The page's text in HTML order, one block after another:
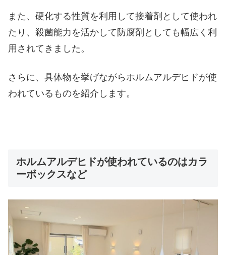
また、硬化する性質を利用して接着剤として使われ
たり、殺菌能力を活かして防腐剤としても幅広く利
用されてきました。
さらに、具体物を挙げながらホルムアルデヒドが使
われているものを紹介します。
ホルムアルデヒドが使われているのはカラ
ーボックスなど